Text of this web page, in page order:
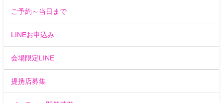
ご予約～当日まで
LINEお申込み
会場限定LINE
提携店募集